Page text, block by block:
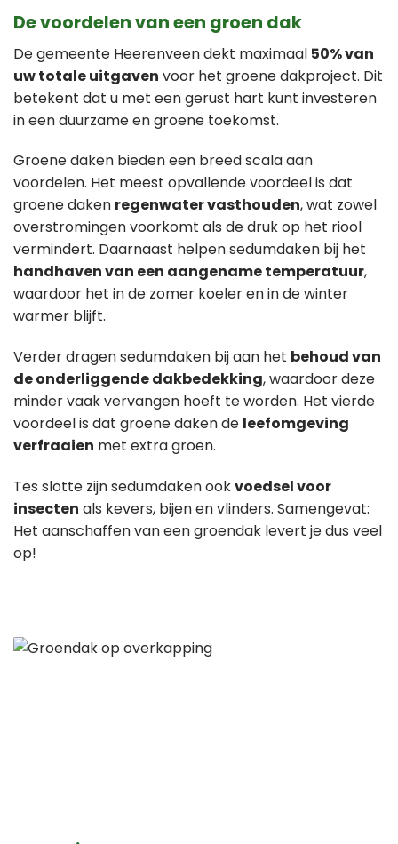
De voordelen van een groen dak
De gemeente Heerenveen dekt maximaal 50% van
uw totale uitgaven voor het groene dakproject. Dit
betekent dat u met een gerust hart kunt investeren
in een duurzame en groene toekomst.
Groene daken bieden een breed scala aan
voordelen. Het meest opvallende voordeel is dat
groene daken regenwater vasthouden, wat zowel
overstromingen voorkomt als de druk op het riool
vermindert. Daarnaast helpen sedumdaken bij het
handhaven van een aangename temperatuur,
waardoor het in de zomer koeler en in de winter
warmer blijft.
Verder dragen sedumdaken bij aan het behoud van
de onderliggende dakbedekking, waardoor deze
minder vaak vervangen hoeft te worden. Het vierde
voordeel is dat groene daken de leefomgeving
verfraaien met extra groen.
Tes slotte zijn sedumdaken ookvoedsel voor
insecten als kevers, bijen en vlinders. Samengevat:
Het aanschaffen van een groendak levert je dus veel
op!